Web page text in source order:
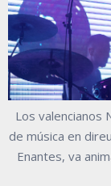
Los valencianos
de música en
Enantes, va